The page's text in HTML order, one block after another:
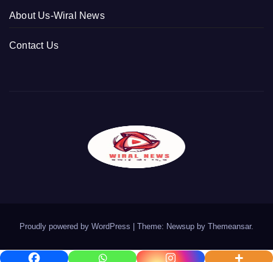
About Us-Wiral News
Contact Us
Proudly powered by WordPress Theme: Newsup by Themeansar.